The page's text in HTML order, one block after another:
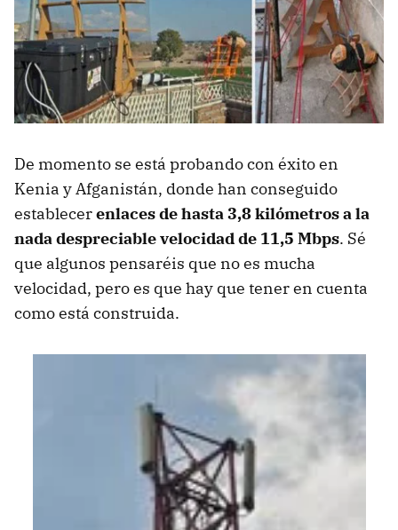
De momento se está probando con éxito en
Kenia y Afganistán, donde han conseguido
establecerenlaces de hasta 3,8 kilómetros a la
nada despreciable velocidad de 11,5 Mbps. Sé
que algunos pensaréis que no es mucha
velocidad, pero es que hay que tener en cuenta
como está construida.